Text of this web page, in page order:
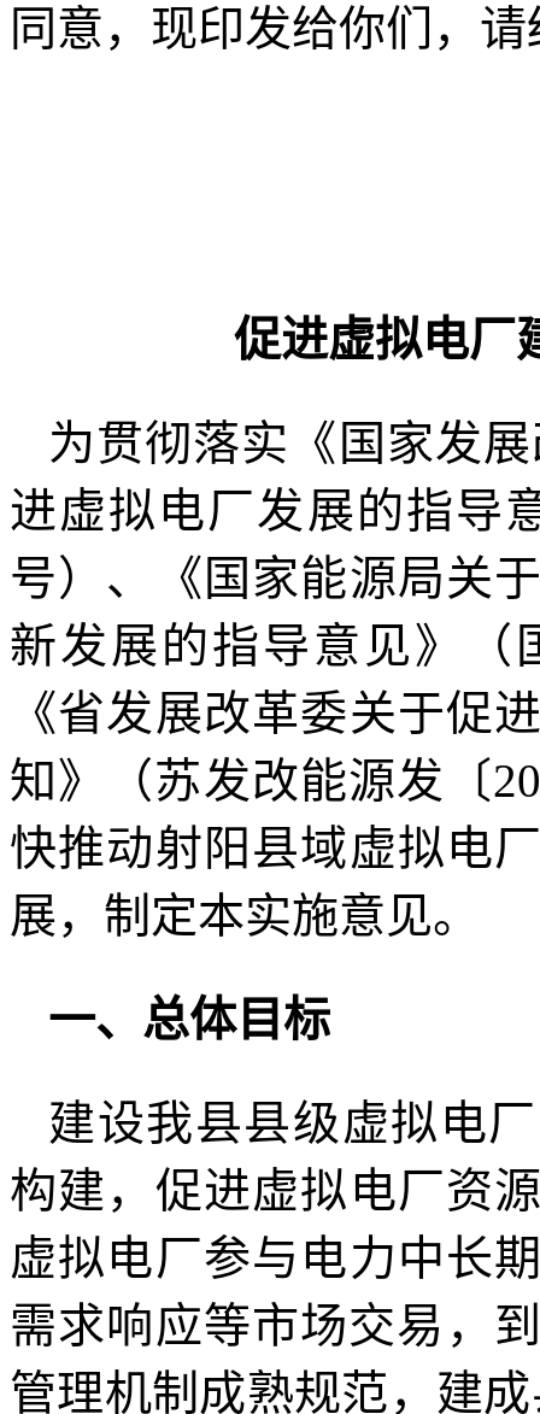
同意，现印发给你们，
促进虚拟电厂
为贯彻落实《国家发
进虚拟电厂发展的指导
号）、《国家能源局关
新发展的指导意见》（
《省发展改革委关于促
知》（苏发改能源发〔
快推动射阳县域虚拟电
展，制定本实施意见。
一、总体目标
建设我县县级虚拟电
构建，促进虚拟电厂资
虚拟电厂参与电力中长
需求响应等市场交易，
管理机制成熟规范，建